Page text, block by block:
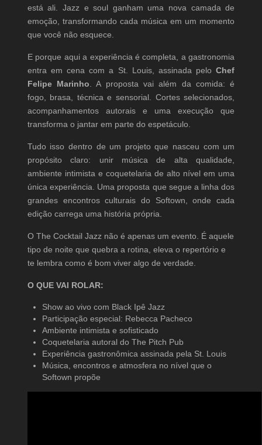
está ali. Jazz e soul ganham uma nova camada de
emoção, transformando cada música em um momento
que você não esquece.
E porque aqui a experiência é completa, a gastronomia
entra em cena com a St. Louis, assinada peloChef
Felipe Marinho. A proposta vai além da comida: é
fogo, brasa, técnica e sensorial. Cortes selecionados,
acompanhamentos autorais e uma execução que
transforma o jantar em parte do espetáculo.
Tudo isso dentro de um projeto que nasceu com um
propósito claro: unir música de alta qualidade,
ambiente intimista e coquetelaria de alto nível em uma
única experiência. Uma proposta que segue a linha dos
grandes encontros culturais do Softown, onde cada
edição carrega uma história própria.
O The Cocktail Jazz não é apenas um evento. É aquele
tipo de noite que quebra a rotina, eleva o repertório e
te lembra como é bom viver algo de verdade.
O QUE VAI ROLAR:
Show ao vivo com Black Ipê Jazz
Participação especial: Rebecca Pacheco
Ambiente intimista e sofisticado
Coquetelaria autoral do The Pitch Pub
Experiência gastronômica assinada pela St. Louis
Música, encontros e atmosfera no nível que o
Softown propõe